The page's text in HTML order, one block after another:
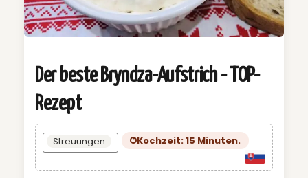
Der beste Bryndza-Aufstrich - TOP-
Rezept
Kochzeit: 15 Minuten.
Streuungen